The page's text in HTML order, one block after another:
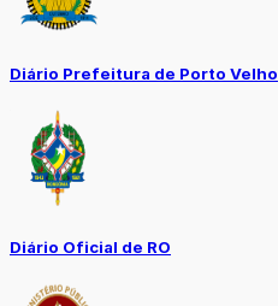
Diário Prefeitura de Porto Velho
Diário Oficial de RO